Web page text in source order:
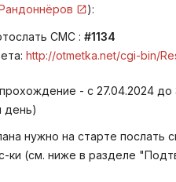
):
СМС :#1134
http://otmetka.net/cgi-bin/
- с 27.04.2024 до
день)
нужно на старте послать
(см. ниже в разделе